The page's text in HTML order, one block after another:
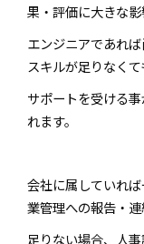
果・評価に大きな影
エンジニアであれ
スキルが足りなく
サポートを受ける
れます。
会社に属していれ
業管理への報告・
足りない場合、人